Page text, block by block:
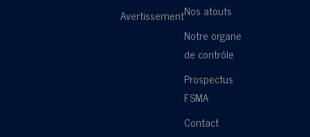
AvertissementNos atouts
Notre organe
de contrôle
Prospectus
FSMA
Contact